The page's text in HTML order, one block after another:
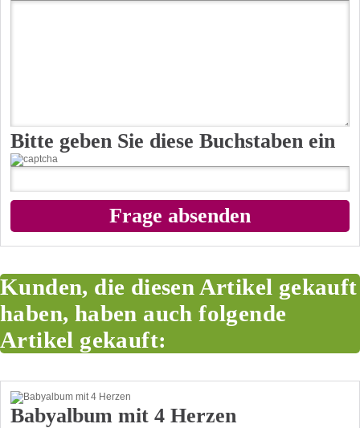
Bitte geben Sie diese Buchstaben ein
Kunden, die diesen Artikel gekauft
haben, haben auch folgende
Artikel gekauft:
Babyalbum mit 4 Herzen